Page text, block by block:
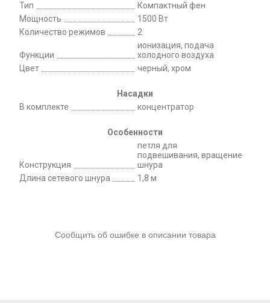
Тип
Компактный фен
Мощность
1500 Вт
Количество режимов
2
Функции
ионизация, подача
холодного воздуха
Цвет
черный, хром
Насадки
В комплекте
концентратор
Особенности
Конструкция
петля для
подвешивания, вращение
шнура
Длина сетевого шнура
1,8 м
Сообщить об ошибке в описании товара